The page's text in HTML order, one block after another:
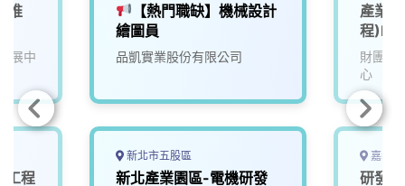
推
展中
工程
【熱門職缺】機械設計
繪圖員
品凱實業股份有限公司
新北市五股區
新北產業園區-電機研發
產業
程)F7
財團法
心
嘉義
研發